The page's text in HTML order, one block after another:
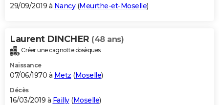
29/09/2019 à Nancy(Meurthe-et-Moselle)
Laurent DINCHER (48 ans)
Créer une cagnotte obsèques
Naissance
07/06/1970 à Metz (Moselle)
Décès
16/03/2019 à Failly(Moselle)